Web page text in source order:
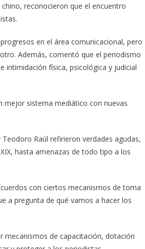
reconocieron que el encuentro
en el área comunicacional, pero
Además, comentó que el periodismo
intimidación física, psicológica y judicial
mejor sistema mediático con nuevas
Raúl refirieron verdades agudas,
hasta amenazas de todo tipo a los
con ciertos mecanismos de toma
a pregunta de qué vamos a hacer los
mecanismos de capacitación, dotación